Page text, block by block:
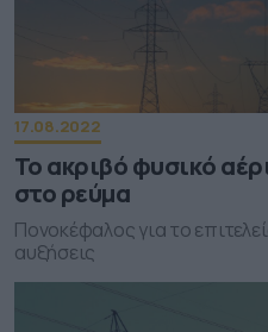
17.08.2022
Το ακριβό φυσικό
στο ρεύμα
Πονοκέφαλος για το
αυξήσεις